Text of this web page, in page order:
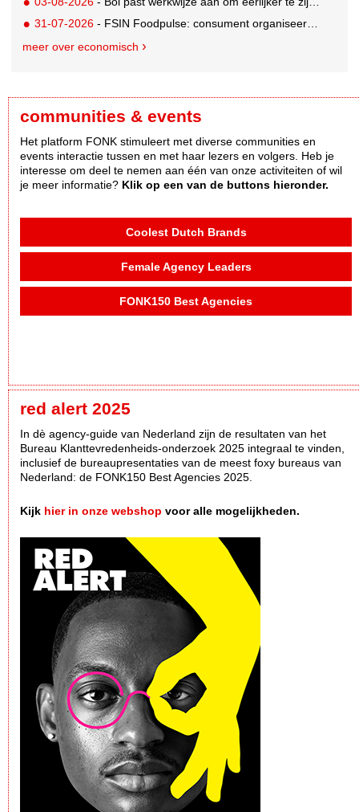
31-07-2026 - FSIN Foodpulse: consument organiseert eet- en koopgedrag bewuster
meer over economisch
communities & events
Het platform FONK stimuleert met diverse communities en
events interactie tussen en met haar lezers en volgers. Heb je
interesse om deel te nemen aan één van onze activiteiten of wil
je meer informatie? Klik op een van de buttons hieronder.
Coolest Dutch Brands
Female Agency Leaders
FONK150 Best Agencies
red alert 2025
In dè agency-guide van Nederland zijn de resultaten van het
Bureau Klanttevredenheids-onderzoek 2025 integraal te vinden,
inclusief de bureaupresentaties van de meest foxy bureaus van
Nederland: de FONK150 Best Agencies 2025.
Kijk hier in onze webshop voor alle mogelijkheden.